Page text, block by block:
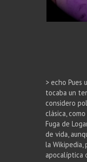
> echo Pues
tocaba un
considero
clásica,
Fuga de
de vida,
la Wikipedia,
apocalíptica